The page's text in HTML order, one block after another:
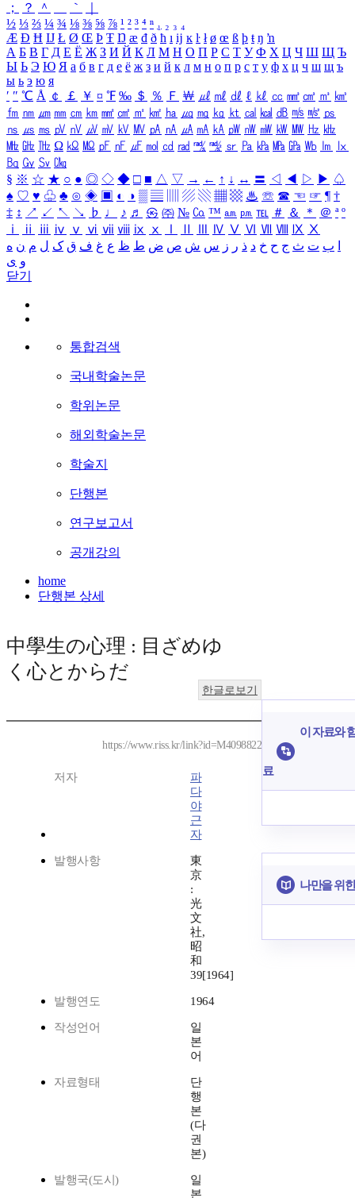
；
？ ＾ ｀
½ ⅓ ⅔ ¼ ¾ ⅛ ⅜ ⅝ ⅞ ¹ ² ³ ⁴ ⁿ ₁ ₂ ₃ ₄
Æ Ð Ħ Ĳ Ł Ø Œ Þ Ŧ Ŋ æ đ ð ħ ı ĳ ĸ ŀ ł ø œ ß þ ŧ ŋ ŉ
А Б В Г Д Е Ё Ж З И Й К Л М Н О П Р С Т У Ф Х Ц Ч Ш Щ Ъ
Ы Ь Э Ю Я а б в г д е ё ж з и й к л м н о п р с т у ф х ц ч ш щ ъ
ы ь э ю я
′ ″ ℃ Å ￠ ￡ ￥ ¤ ℉ ‰ ＄ ％ Ｆ ￦ ㎕ ㎖ ㎗ ℓ ㎘ ㏄ ㎣ ㎤ ㎥ ㎦
㎙ ㎚ ㎛ ㎜ ㎝ ㎞ ㎟ ㎠ ㎡ ㎢ ㏊ ㎍ ㎎ ㎏ ㏏ ㎈ ㎉ ㏈ ㎧ ㎨ ㎰
㎱ ㎲ ㎳ ㎴ ㎵ ㎶ ㎷ ㎸ ㎹ ㎀ ㎁ ㎂ ㎃ ㎄ ㎺ ㎻ ㎽ ㎾ ㎿ ㎐ ㎑
㎒ ㎓ ㎔ Ω ㏀ ㏁ ㎊ ㎋ ㎌ ㏖ ㏅ ㎭ ㎮ ㎯ ㏛ ㎩ ㎪ ㎫ ㎬ ㏝ ㏐
㏓
㏃ ㏉ ㏜ ㏆
§ ※ ☆ ★ ○ ● ◎ ◇ ◆ □ ■ △ ▽ → ← ↑ ↓ ↔ 〓 ◁ ◀ ▷ ▶ ♤
♠ ♡ ♥ ♧ ♣ ⊙ ◈ ▣ ◐ ◑ ▒ ▤ ▨ ▧ ▦ ▩ ♨ ☏ ☎ ☜ ☞ ¶ †
‡ ↕ ↗ ↙ ↖ ↘ ♭ ♩ ♪ ♬ ㉿ ㈜ № ㏇ ™ ㏂ ㏘ ℡ ＃ ＆ ＊ ＠ ª º
ⅰ
ⅱ ⅲ ⅳ ⅴ ⅵ ⅶ ⅷ ⅸ ⅹ Ⅳ Ⅴ Ⅵ Ⅶ Ⅷ Ⅸ Ⅹ
ب ت ث ج ح خ د ذ ر ز س ش ص ض ط ظ ع غ ف ق ک ل م ن ه
و ی
닫기
통합검색
국내학술논문
학위논문
해외학술논문
학술지
단행본
연구보고서
공개강의
home
단행본 상세
中學生の心理 : 目ざめゆ
く心とからだ
한글로보기
https://www.riss.kr/link?id=M4098822
저자
파
다
야
근
자
발행사항
東
京
:
光
文
社,
昭
和
39[1964]
발행연도 1964
작성언어
일
본
어
자료형태
단
행
본
(다
권
본)
발행국(도시)
일
본
이 자료와
료
나만을 위